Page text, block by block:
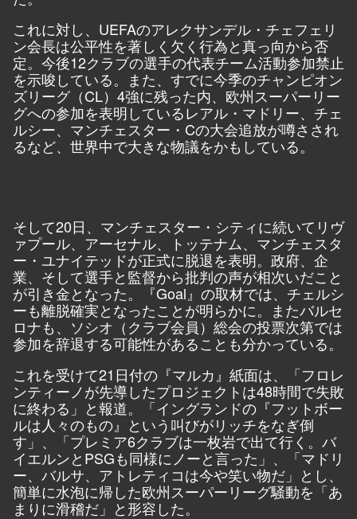
これに対し、UEFAのアレクサンデル・チェフェリ
ン会長は公平性を著しく欠く行為と真っ向から否
定。今後12クラブの選手の代表チーム活動参加禁止
を示唆している。また、すでに今季のチャンピオン
ズリーグ（CL）4強に残った内、欧州スーパーリー
グへの参加を表明しているレアル・マドリー、チェ
ルシー、マンチェスター・Cの大会追放が噂さされ
るなど、世界中で大きな物議をかもしている。
そして20日、マンチェスター・シティに続いてリヴ
ァプール、アーセナル、トッテナム、マンチェスタ
ー・ユナイテッドが正式に脱退を表明。政府、企
業、そして選手と監督から批判の声が相次いだこと
が引き金となった。『Goal』の取材では、チェルシ
ーも離脱確実となったことが明らかに。またバルセ
ロナも、ソシオ（クラブ会員）総会の投票次第では
参加を辞退する可能性があることも分かっている。
これを受けて21日付の『マルカ』紙面は、「フロレ
ンティーノが先導したプロジェクトは48時間で失敗
に終わる」と報道。「イングランドの『フットボー
ルは人々のもの』という叫びがリッチをなぎ倒
す」、「プレミア6クラブは一枚岩で出て行く。バ
イエルンとPSGも同様にノーと言った」、「マドリ
ー、バルサ、アトレティコは今や笑い物だ」とし、
簡単に水泡に帰した欧州スーパーリーグ騒動を「あ
まりに滑稽だ」と形容した。